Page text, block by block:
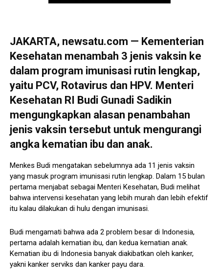
JAKARTA, newsatu.com — Kementerian
Kesehatan menambah 3 jenis vaksin ke
dalam program imunisasi rutin lengkap,
yaitu PCV, Rotavirus dan HPV. Menteri
Kesehatan RI Budi Gunadi Sadikin
mengungkapkan alasan penambahan
jenis vaksin tersebut untuk mengurangi
angka kematian ibu dan anak.
Menkes Budi mengatakan sebelumnya ada 11 jenis vaksin
yang masuk program imunisasi rutin lengkap. Dalam 15 bulan
pertama menjabat sebagai Menteri Kesehatan, Budi melihat
bahwa intervensi kesehatan yang lebih murah dan lebih efektif
itu kalau dilakukan di hulu dengan imunisasi.
Budi mengamati bahwa ada 2 problem besar di Indonesia,
pertama adalah kematian ibu, dan kedua kematian anak.
Kematian ibu di Indonesia banyak diakibatkan oleh kanker,
yakni kanker serviks dan kanker payu dara.